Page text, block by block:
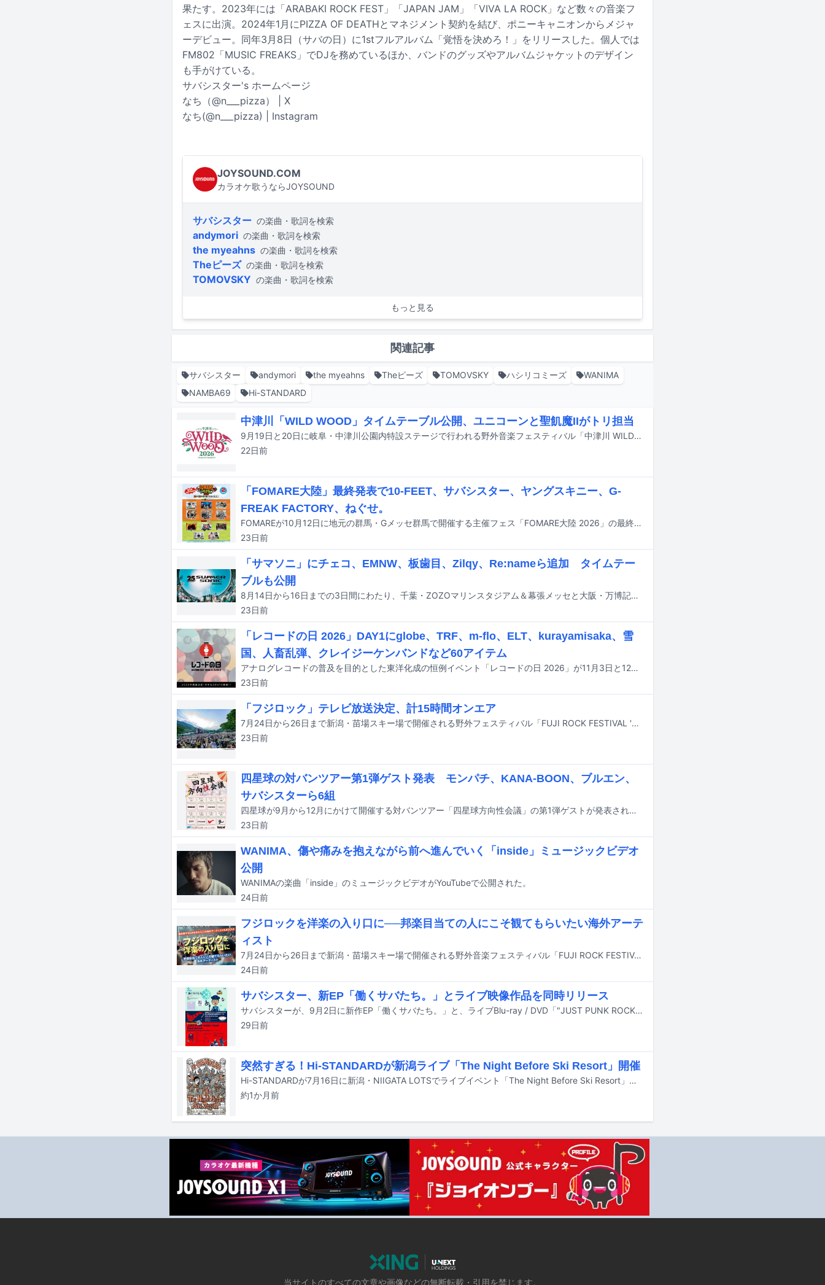
果たす。2023年には「ARABAKI ROCK FEST」「JAPAN JAM」「VIVA LA ROCK」など数々の音楽フ
ェスに出演。2024年1月にPIZZA OF DEATHとマネジメント契約を結び、ポニーキャニオンからメジャ
ーデビュー。同年3月8日（サバの日）に1stフルアルバム「覚悟を決めろ！」をリリースした。個人では
FM802「MUSIC FREAKS」でDJを務めているほか、バンドのグッズやアルバムジャケットのデザイン
も手がけている。
サバシスター's ホームページ
なち（@n___pizza） | X
なち(@n___pizza) | Instagram
JOYSOUND.COM
カラオケ歌うならJOYSOUND
サバシスター の楽曲・歌詞を検索
andymori の楽曲・歌詞を検索
the myeahns の楽曲・歌詞を検索
Theピーズ の楽曲・歌詞を検索
TOMOVSKY の楽曲・歌詞を検索
もっと見る
関連記事
サバシスター andymori the myeahns Theピーズ TOMOVSKY ハシリコミーズ
WANIMA
NAMBA69
Hi-STANDARD
中津川「WILD WOOD」タイムテーブル公開、ユニコーンと聖飢魔IIがトリ担当
9月19日と20日に岐阜・中津川公園内特設ステージで行われる野外音楽フェスティバル「中津川 WILD WOOD 2026」のタイムテーブルが公開された。
22日前
「FOMARE大陸」最終発表で10-FEET、サバシスター、ヤングスキニー、G-
FREAK FACTORY、ねぐせ。
FOMAREが10月12日に地元の群馬・Gメッセ群馬で開催する主催フェス「FOMARE大陸 2026」の最終出演アーティストが発表された。
23日前
「サマソニ」にチェコ、EMNW、板歯目、Zilqy、Re:nameら追加 タイムテー
ブルも公開
8月14日から16日までの3日間にわたり、千葉・ZOZOマリンスタジアム＆幕張メッセと大阪・万博記念公園で行われる音楽フェスティバル「SUMMER SONIC 2026」の追加出演アーティストが発表された。
23日前
「レコードの日 2026」DAY1にglobe、TRF、m-flo、ELT、kurayamisaka、雪
国、人畜乱弾、クレイジーケンバンドなど60アイテム
アナログレコードの普及を目的とした東洋化成の恒例イベント「レコードの日 2026」が11月3日と12月5日に開催されることが決定。オフィシャルサイトにてDAY1のリリースアイテム一覧が公開された。
23日前
「フジロック」テレビ放送決定、計15時間オンエア
7月24日から26日まで新潟・苗場スキー場で開催される野外フェスティバル「FUJI ROCK FESTIVAL '26」の模様が、9月19日から21日の3日間にわたりフジテレビNEXT ライブ・プレミアムおよびフジテレビNEXTsmartで放送、配信される。
23日前
四星球の対バンツアー第1弾ゲスト発表 モンパチ、KANA-BOON、ブルエン、
サバシスターら6組
四星球が9月から12月にかけて開催する対バンツアー「四星球方向性会議」の第1弾ゲストが発表された。
23日前
WANIMA、傷や痛みを抱えながら前へ進んでいく「inside」ミュージックビデオ
公開
WANIMAの楽曲「inside」のミュージックビデオがYouTubeで公開された。
24日前
フジロックを洋楽の入り口に──邦楽目当ての人にこそ観てもらいたい海外アーテ
ィスト
7月24日から26日まで新潟・苗場スキー場で開催される野外音楽フェスティバル「FUJI ROCK FESTIVAL '26」。国内外から200組以上のアーティストが集結し、大自然の中で音楽を楽しめるフジロックは、世界の音楽と出会える日本屈指のフェスでもある。今年はThe xx、Khruangbin、Massive Attackといった海外勢に加え、Fujii Kaze（藤井風）、XG、27年ぶりに出演するHi-STANDARDなど、国内アーティストのラインナップも充実。邦楽アーティストを目当てに訪れる人も多いはずだ。そこで音楽ナタリーでは、YouTubeチャンネル「てけしゅん音楽情報」を運営する照沼健太をキュレーターに迎えたレコメンド企画「フジロックを洋楽の入り口に」を掲載。今回はHi-STANDARD、ASIAN KUNG-FU GENERATION、Fujii Kaze、XG、礼賛、the cabsの6組を入り口に、「これが好きなら、この海外アーティストもきっとハマる」という視点でフジロックに出演する洋楽アーティストを紹介する。邦楽目当ての人も、この機会に新たな音楽との出会いを楽しんでほしい。
24日前
サバシスター、新EP「働くサバたち。」とライブ映像作品を同時リリース
サバシスターが、9月2日に新作EP「働くサバたち。」と、ライブBlu-ray / DVD「"JUST PUNK ROCK TOUR" Final Series 2026.04.03 at Zepp DiverCity」を2作同時リリースすることを発表した。
29日前
突然すぎる！Hi-STANDARDが新潟ライブ「The Night Before Ski Resort」開催
Hi-STANDARDが7月16日に新潟・NIIGATA LOTSでライブイベント「The Night Before Ski Resort」を行うことが発表された。
約1か月前
当サイトのすべての文章や画像などの無断転載・引用を禁じます。